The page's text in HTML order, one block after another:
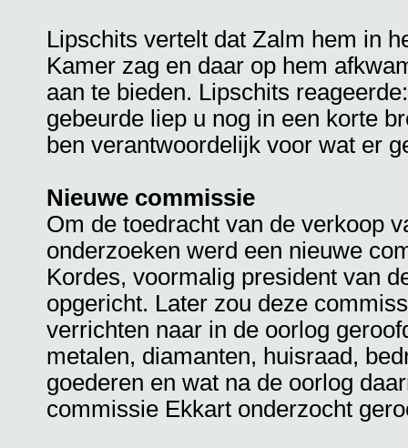
Lipschits vertelt dat Zalm hem in
Kamer zag en daar op hem
aan te bieden. Lipschits
gebeurde liep u nog in een korte
ben verantwoordelijk voor wat er
Nieuwe commissie
Om de toedracht van de verkoop
onderzoeken werd een nieuwe
Kordes, voormalig president van
opgericht. Later zou deze
verrichten naar in de oorlog
metalen, diamanten, huisraad,
goederen en wat na de oorlog
commissie Ekkart onderzocht